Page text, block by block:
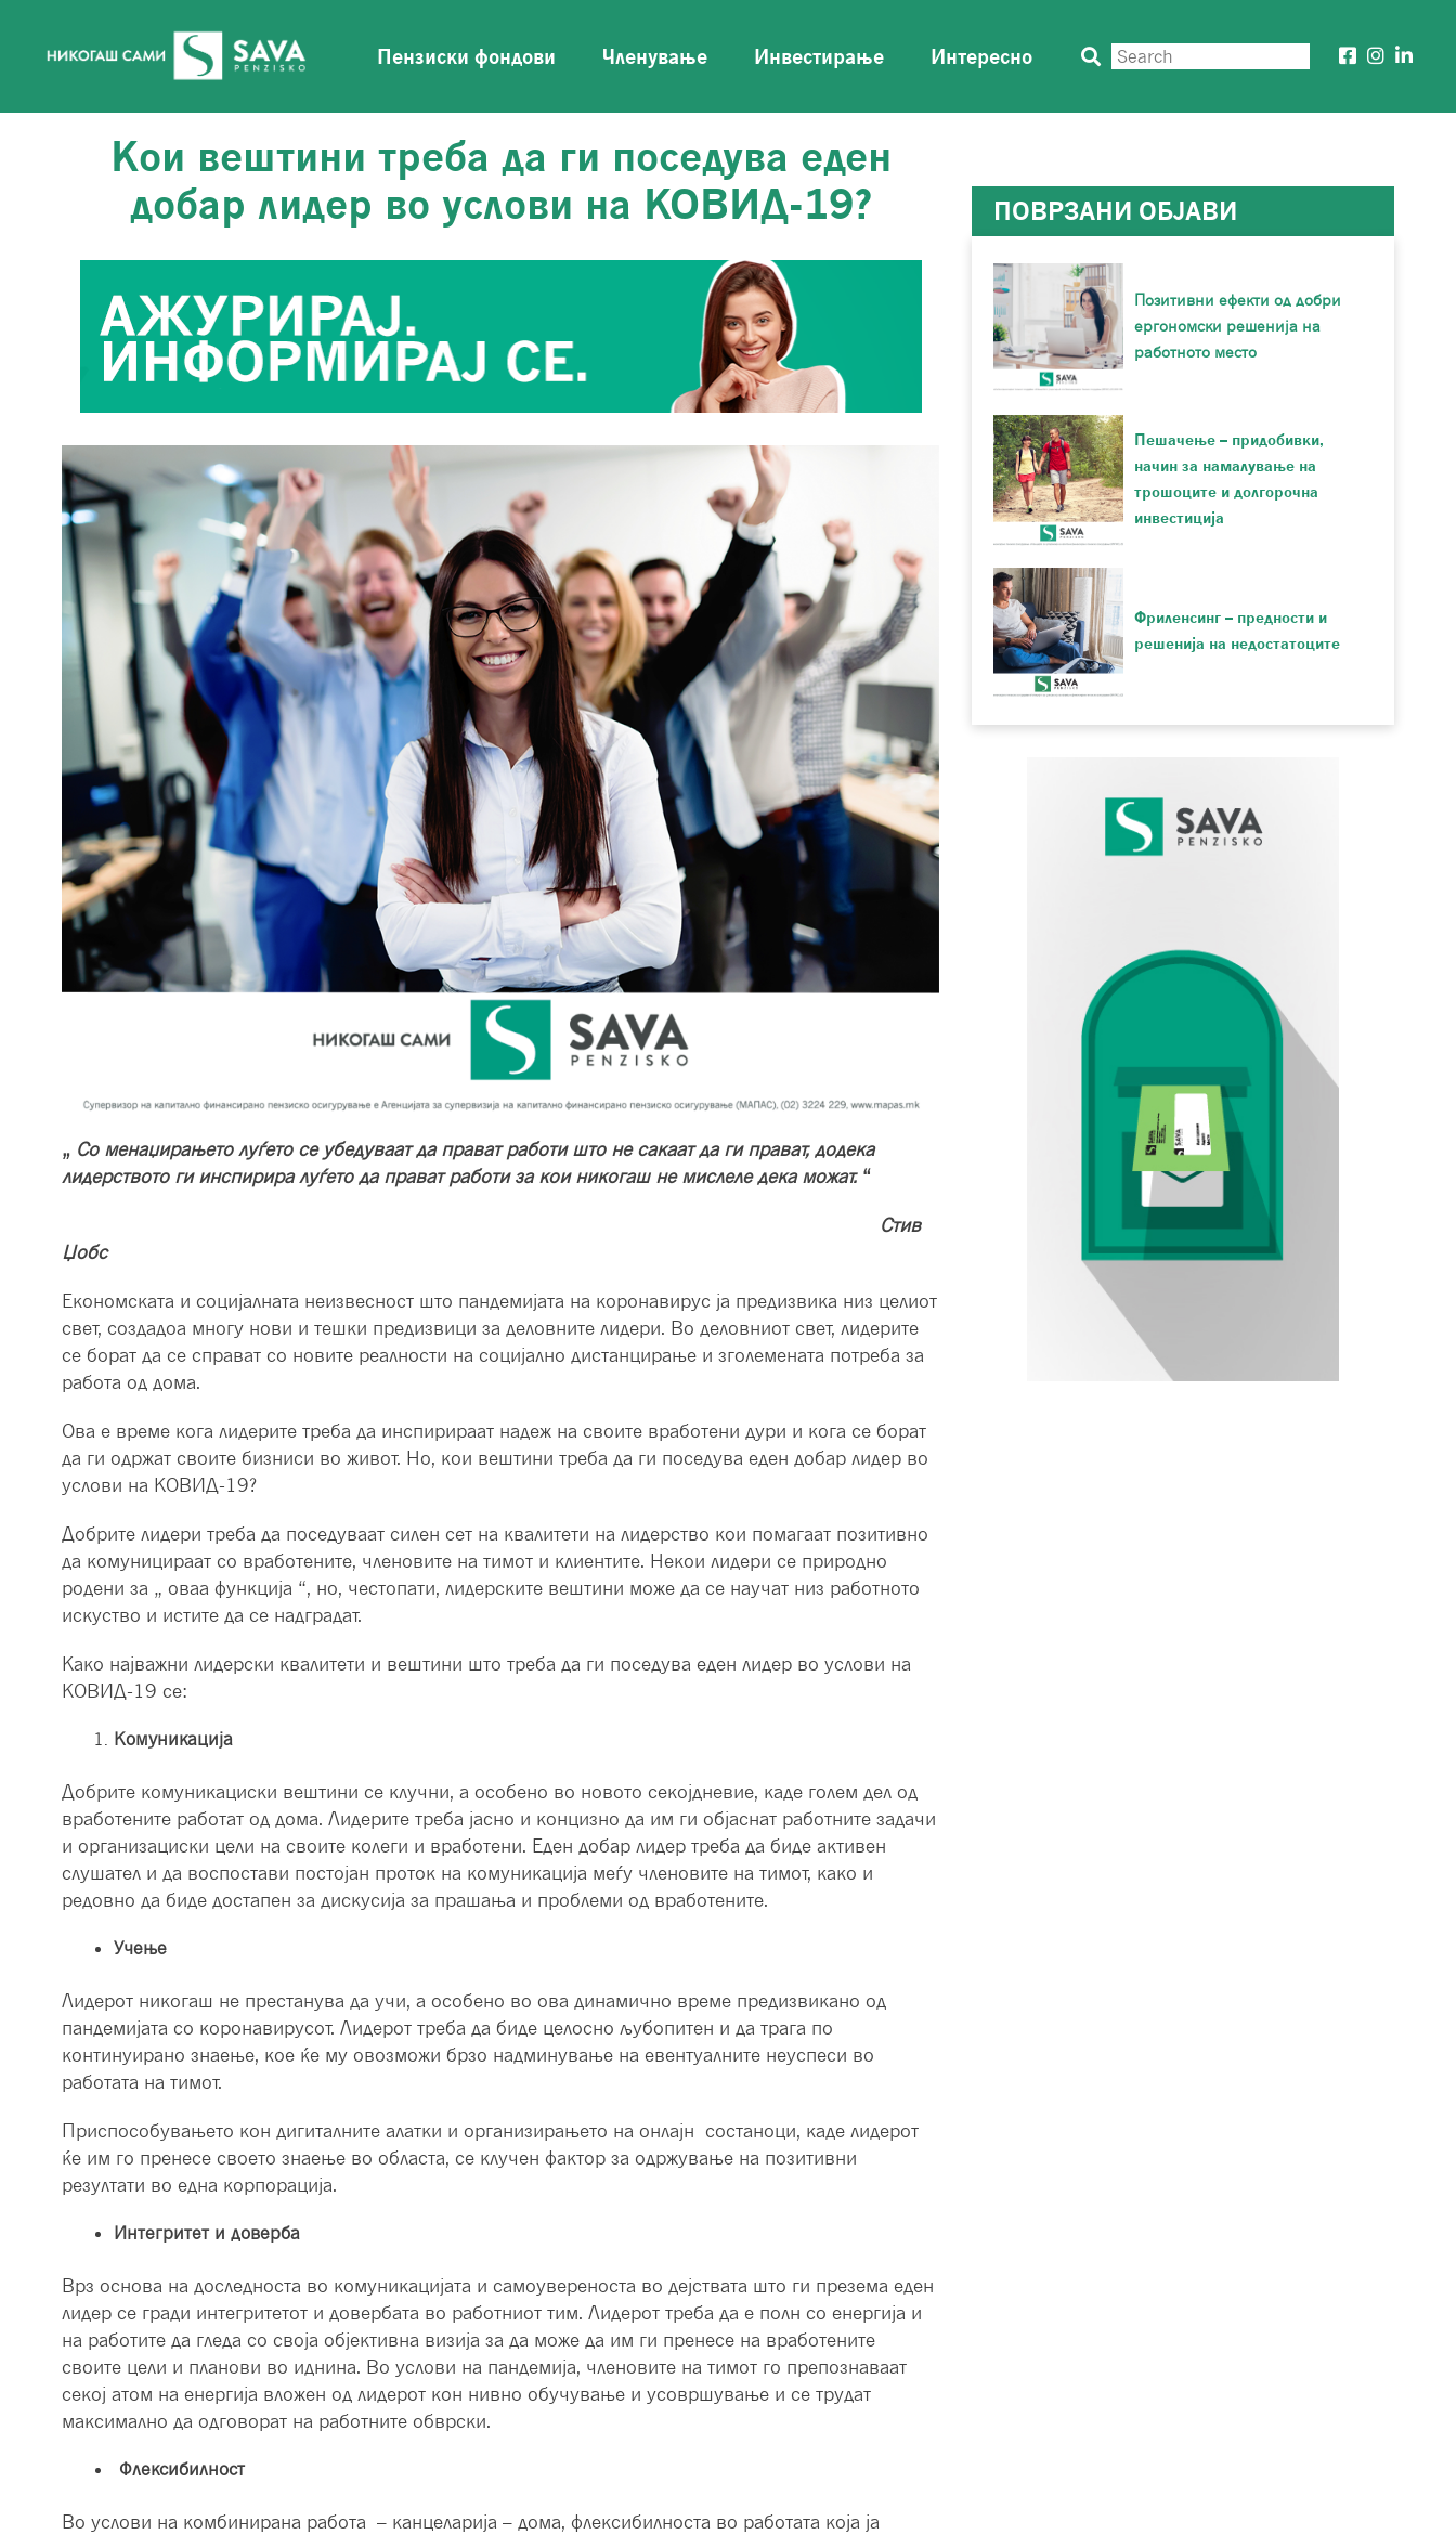
Пензиски фондови Членување Инвестирање Интересно
Кои вештини треба да ги поседува еден
добар лидер во услови на КОВИД-19?
„ Со менаџирањето луѓето се убедуваат да прават работи што не сакаат да ги прават, додека
лидерството ги инспирира луѓето да прават работи за кои никогаш не мислеле дека можат.“
Стив
Џобс
Економската и социјалната неизвесност што пандемијата на коронавирус ја предизвика низ целиот
свет, создадоа многу нови и тешки предизвици за деловните лидери. Во деловниот свет, лидерите
се борат да се справат со новите реалности на социјално дистанцирање и зголемената потреба за
работа од дома.
Ова е време кога лидерите треба да инспирираат надеж на своите вработени дури и кога се борат
да ги одржат своите бизниси во живот. Но, кои вештини треба да ги поседува еден добар лидер во
услови на КОВИД-19?
Добрите лидери треба да поседуваат силен сет на квалитети на лидерство кои помагаат позитивно
да комуницираат со вработените, членовите на тимот и клиентите. Некои лидери се природно
родени за „ оваа функција “, но, честопати, лидерските вештини може да се научат низ работното
искуство и истите да се надградат.
Како најважни лидерски квалитети и вештини што треба да ги поседува еден лидер во услови на
КОВИД-19 се:
Комуникација
Добрите комуникациски вештини се клучни, а особено во новото секојдневие, каде голем дел од
вработените работат од дома. Лидерите треба јасно и концизно да им ги објаснат работните задачи
и организациски цели на своите колеги и вработени. Еден добар лидер треба да биде активен
слушател и да воспостави постојан проток на комуникација меѓу членовите на тимот, како и
редовно да биде достапен за дискусија за прашања и проблеми од вработените.
Учење
Лидерот никогаш не престанува да учи, а особено во ова динамично време предизвикано од
пандемијата со коронавирусот. Лидерот треба да биде целосно љубопитен и да трага по
континуирано знаење, кое ќе му овозможи брзо надминување на евентуалните неуспеси во
работата на тимот.
Приспособувањето кон дигиталните алатки и организирањето на онлајн состаноци, каде лидерот
ќе им го пренесе своето знаење во областа, се клучен фактор за одржување на позитивни
резултати во една корпорација.
Интегритет и доверба
Врз основа на доследноста во комуникацијата и самоувереноста во дејствата што ги презема еден
лидер се гради интегритетот и довербата во работниот тим. Лидерот треба да е полн со енергија и
на работите да гледа со своја објективна визија за да може да им ги пренесе на вработените
своите цели и планови во иднина. Во услови на пандемија, членовите на тимот го препознаваат
секој атом на енергија вложен од лидерот кон нивно обучување и усовршување и се трудат
максимално да одговорат на работните обврски.
Флексибилност
Во услови на комбинирана работа – канцеларија – дома, флексибилноста во работата која ја
ПОВРЗАНИ ОБЈАВИ
Позитивни ефекти од добри
ергономски решенија на
работното место
Пешачење – придобивки,
начин за намалување на
трошоците и долгорочна
инвестиција
Фриленсинг – предности и
решенија на недостатоците